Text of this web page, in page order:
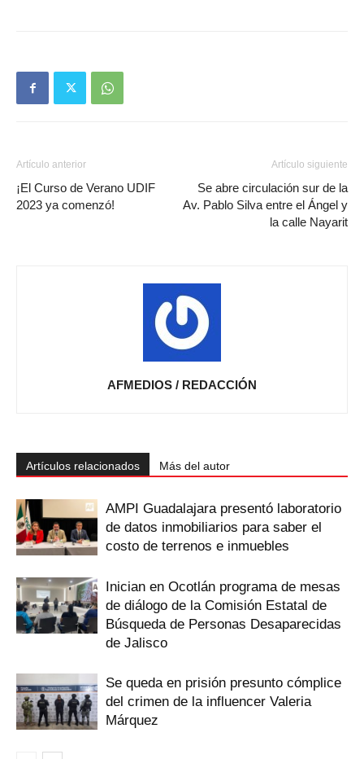
Artículo anterior
¡El Curso de Verano UDIF
2023 ya comenzó!
Artículo siguiente
Se abre circulación sur de la
Av. Pablo Silva entre el Ángel y
la calle Nayarit
AFMEDIOS / REDACCIÓN
Artículos relacionados Más del autor
AMPI Guadalajara presentó laboratorio
de datos inmobiliarios para saber el
costo de terrenos e inmuebles
Inician en Ocotlán programa de mesas
de diálogo de la Comisión Estatal de
Búsqueda de Personas Desaparecidas
de Jalisco
Se queda en prisión presunto cómplice
del crimen de la influencer Valeria
Márquez